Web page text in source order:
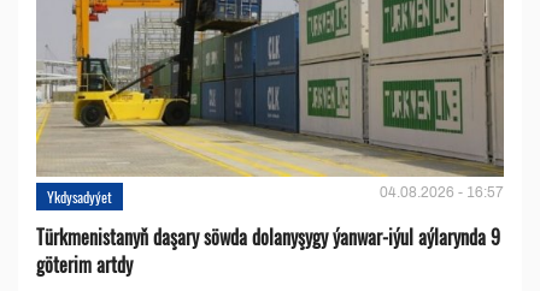
Ykdysadyýet 04.08.2026 - 16:57
Türkmenistanyň daşary söwda dolanyşygy ýanwar-iýul aýlarynda 9
göterim artdy